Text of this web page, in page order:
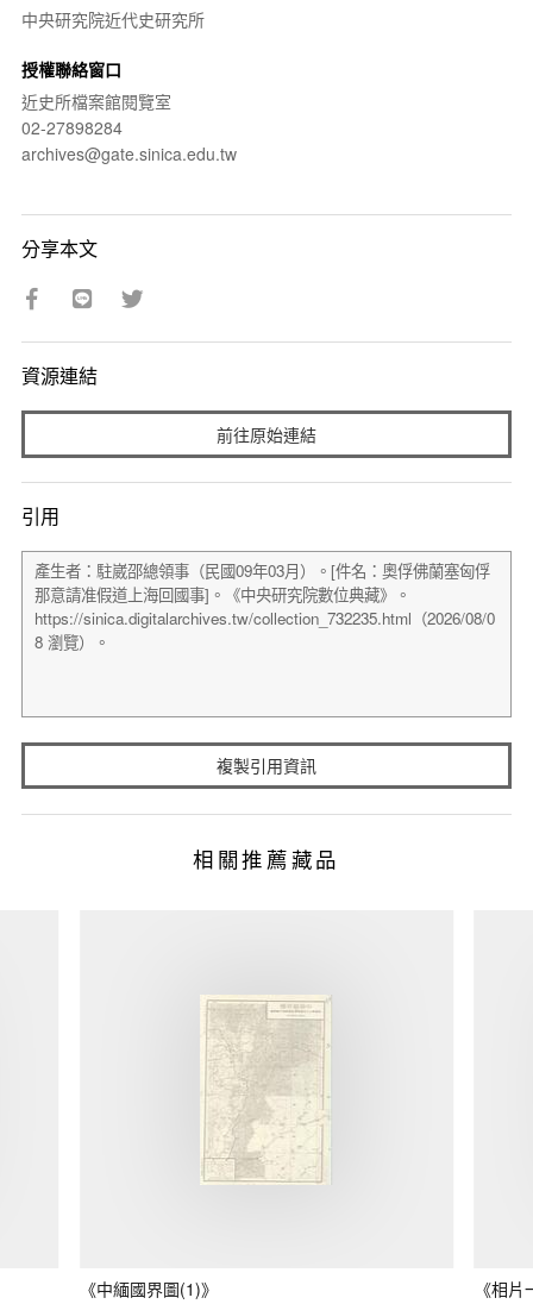
中央研究院近代史研究所
授權聯絡窗口
近史所檔案館閱覽室
02-27898284
archives@gate.sinica.edu.tw
分享本文
資源連結
前往原始連結
引用
複製引用資訊
相關推薦藏品
《中緬國界圖(1)》 《相